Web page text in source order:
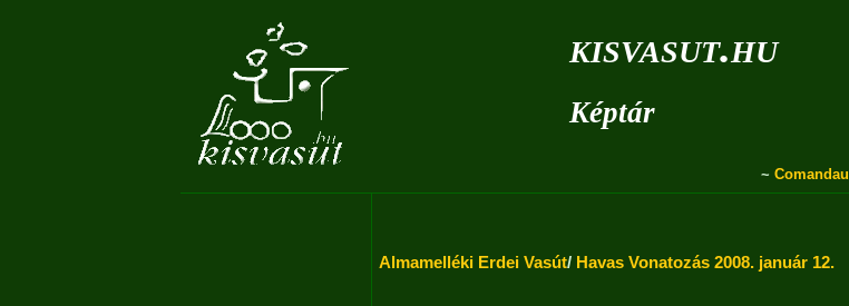
kisvasut.hu
Képtár
~ Comandau
Almamelléki Erdei Vasút/ Havas Vonatozás 2008. január 12.